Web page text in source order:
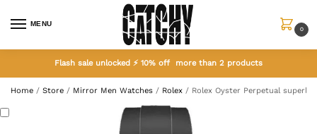
MENU
0
Flash sale unlocked ⚡ 10% off more than 2 products
Home / Store / Mirror Men Watches / Rolex / Rolex Oyster Perpetual